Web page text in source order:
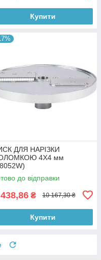
Купити
ДЛЯ НАРІЗКИ
4Х4 мм
до відправки
₴ 10 167,30 ₴
Купити